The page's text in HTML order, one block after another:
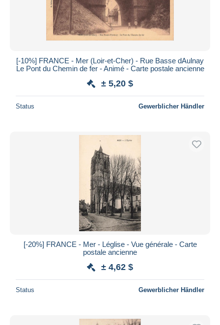
[-10%] FRANCE - Mer (Loir-et-Cher) - Rue Basse dAulnay
Le Pont du Chemin de fer - Animé - Carte postale ancienne
± 5,20 $
Status Gewerblicher Händler
[-20%] FRANCE - Mer - Léglise - Vue générale - Carte
postale ancienne
± 4,62 $
Status Gewerblicher Händler